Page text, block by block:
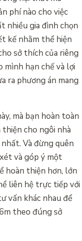
phí nào cho việc
nhiều gia đình chọn
kế nhằm thể hiện
sở thích của riêng
mình hạn chế và lợi
ra phương án mang
mà bạn hoàn toàn
cho ngôi nhà
Và đừng quên
và góp ý một
hoàn thiện hơn, lớn
liên hệ trực tiếp với
vấn khác nhau để
theo đúng sở